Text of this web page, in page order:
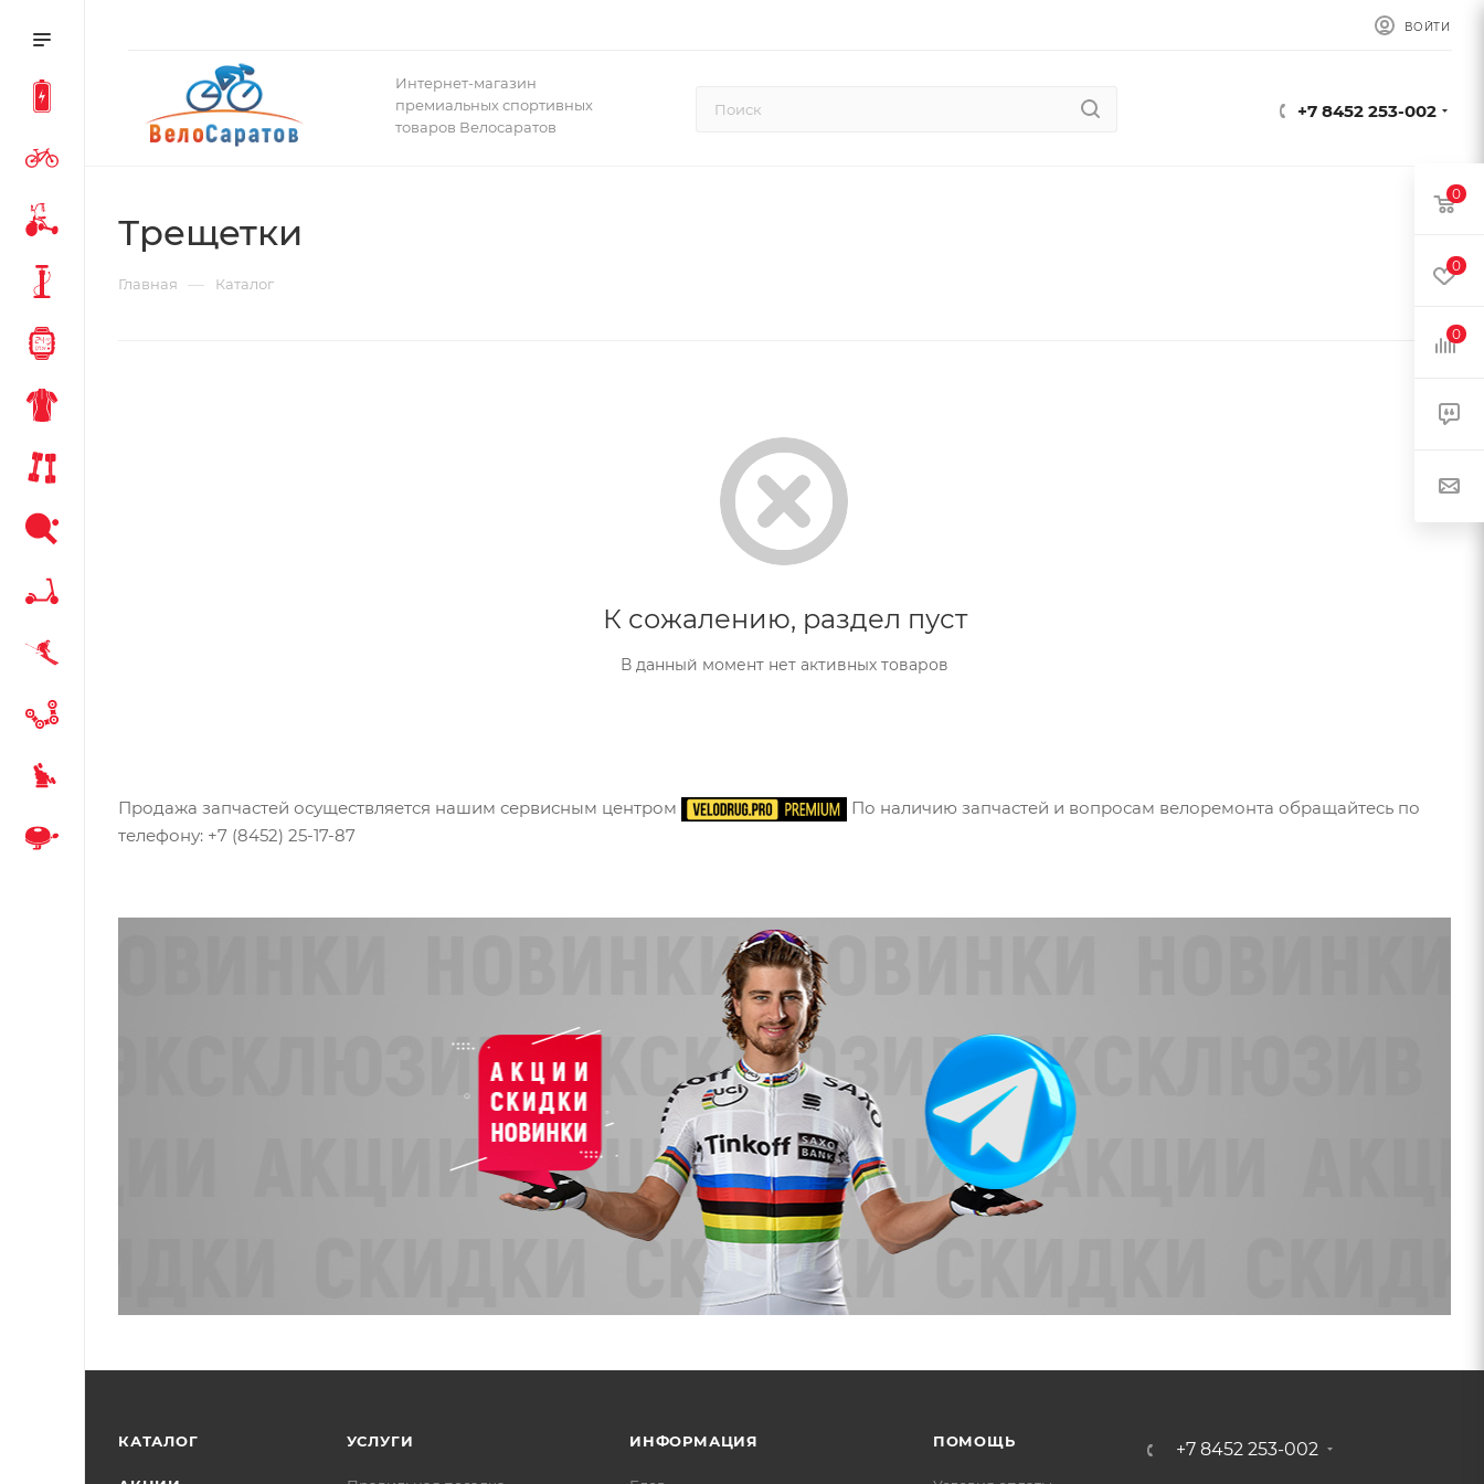
ВОЙТИ
Интернет-магазин
премиальных спортивных
товаров Велосаратов
+7 8452 253-002
Трещетки
Главная — Каталог
К сожалению, раздел пуст
В данный момент нет активных товаров
Продажа запчастей осуществляется нашим сервисным центром
По наличию запчастей и вопросам велоремонта обращайтесь по
телефону: +7 (8452) 25-17-87
КАТАЛОГ УСЛУГИ ИНФОРМАЦИЯ ПОМОЩЬ +7 8452 253-002
0
0
0